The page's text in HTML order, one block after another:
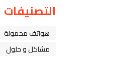
التصنيفات
هواتف محمولة
مشاكل و حلول